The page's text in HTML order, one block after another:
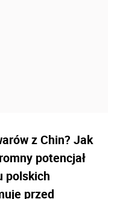
z Chin? Jak
potencjał
polskich
przed